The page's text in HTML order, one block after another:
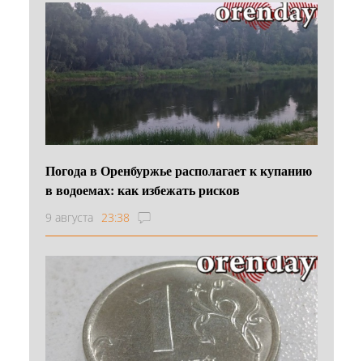
Погода в Оренбуржье располагает к купанию
в водоемах: как избежать рисков
9 августа 23:38